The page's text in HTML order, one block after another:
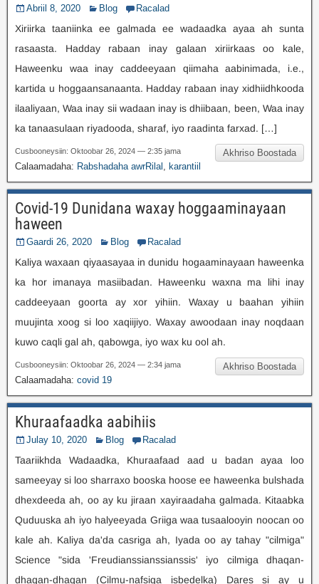
Abriil 8, 2020 Blog Racalad
Xiriirka taaniinka ee galmada ee wadaadka ayaa ah sunta
rasaasta. Hadday rabaan inay galaan xiriirkaas oo kale,
Haweenku waa inay caddeeyaan qiimaha aabinimada, i.e.,
kartida u hoggaansanaanta. Hadday rabaan inay xidhiidhkooda
ilaaliyaan, Waa inay sii wadaan inay is dhiibaan, been, Waa inay
ka tanaasulaan riyadooda, sharaf, iyo raadinta farxad. […]
Akhriso Boostada
Cusbooneysiin: Oktoobar 26, 2024 — 2:35 jama
Calaamadaha: Rabshadaha awrRilal karantiil
Covid-19 Dunidana waxay hoggaaminayaan
haween
Gaardi 26, 2020 Blog Racalad
Kaliya waxaan qiyaasayaa in dunidu hogaaminayaan haweenka
ka hor imanaya masiibadan. Haweenku waxna ma lihi inay
caddeeyaan goorta ay xor yihiin. Waxay u baahan yihiin
muujinta xoog si loo xaqiijiyo. Waxay awoodaan inay noqdaan
kuwo caqli gal ah, qabowga, iyo wax ku ool ah.
Akhriso Boostada
Cusbooneysiin: Oktoobar 26, 2024 — 2:34 jama
Calaamadaha: covid 19
Khuraafaadka aabihiis
Julay 10, 2020 Blog Racalad
Taariikhda Wadaadka, Khuraafaad aad u badan ayaa loo
sameeyay si loo sharraxo booska hoose ee haweenka bulshada
dhexdeeda ah, oo ay ku jiraan xayiraadaha galmada. Kitaabka
Quduuska ah iyo halyeeyada Griiga waa tusaalooyin noocan oo
kale ah. Kaliya da'da casriga ah, Iyada oo ay tahay "cilmiga"
Science "sida 'Freudianssianssianssis' iyo cilmiga dhaqan-
dhaqan-dhaqan (Cilmu-nafsiga isbedelka) Dares si ay u